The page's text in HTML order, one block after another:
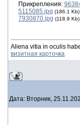
Прикрепления:
5115085.jpg (186.1 Kb)
7930870.jpg (118.9 Kb)
Aliena vitia in oculis
визитная карточка
Дата: Вторник,